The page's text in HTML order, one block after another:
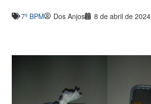
7º BPM Dos Anjos 8 de abril de 2024